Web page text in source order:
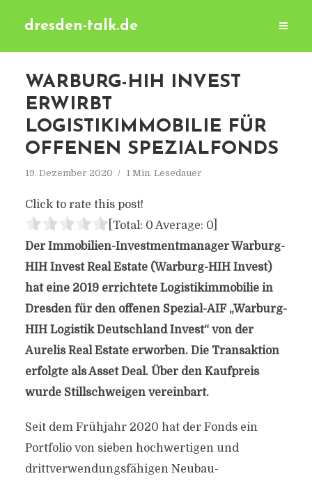
dresden-talk.de
WARBURG-HIH INVEST
ERWIRBT
LOGISTIKIMMOBILIE FÜR
OFFENEN SPEZIALFONDS
19. Dezember 2020 1 Min. Lesedauer
Click to rate this post!
[Total: 0 Average: 0]
Der Immobilien-Investmentmanager Warburg-
HIH Invest Real Estate (Warburg-HIH Invest)
hat eine 2019 errichtete Logistikimmobilie in
Dresden für den offenen Spezial-AIF „Warburg-
HIH Logistik Deutschland Invest“ von der
Aurelis Real Estate erworben. Die Transaktion
erfolgte als Asset Deal. Über den Kaufpreis
wurde Stillschweigen vereinbart.
Seit dem Frühjahr 2020 hat der Fonds ein
Portfolio von sieben hochwertigen und
drittverwendungsfähigen Neubau-